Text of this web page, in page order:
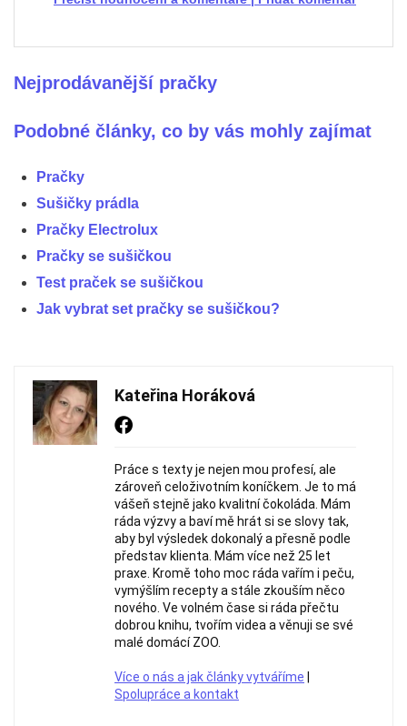
Nejprodávanější pračky
Podobné články, co by vás mohly zajímat
Pračky
Sušičky prádla
Pračky Electrolux
Pračky se sušičkou
Test praček se sušičkou
Jak vybrat set pračky se sušičkou?
Kateřina Horáková
Práce s texty je nejen mou profesí, ale
zároveň celoživotním koníčkem. Je to má
vášeň stejně jako kvalitní čokoláda. Mám
ráda výzvy a baví mě hrát si se slovy tak,
aby byl výsledek dokonalý a přesně podle
představ klienta. Mám více než 25 let
praxe. Kromě toho moc ráda vařím i peču,
vymýšlím recepty a stále zkouším něco
nového. Ve volném čase si ráda přečtu
dobrou knihu, tvořím videa a věnuji se své
malé domácí ZOO.
Více o nás a jak články vytváříme
Spolupráce a kontakt